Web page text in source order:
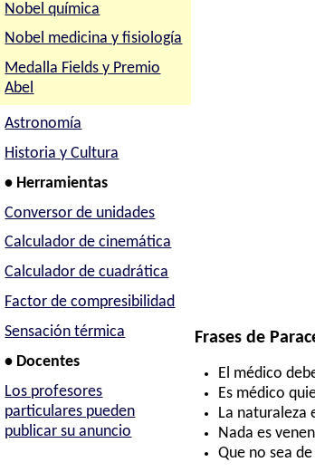
Nobel química
Nobel medicina y fisiología
Medalla Fields y Premio
Abel
Astronomía
Historia y Cultura
• Herramientas
Conversor de unidades
Calculador de cinemática
Calculador de cuadrática
Factor de compresibilidad
Sensación térmica
• Docentes
Los profesores
particulares pueden
publicar su anuncio
Frases de
El médico
Es médico
La naturaleza
Nada es
Que no sea